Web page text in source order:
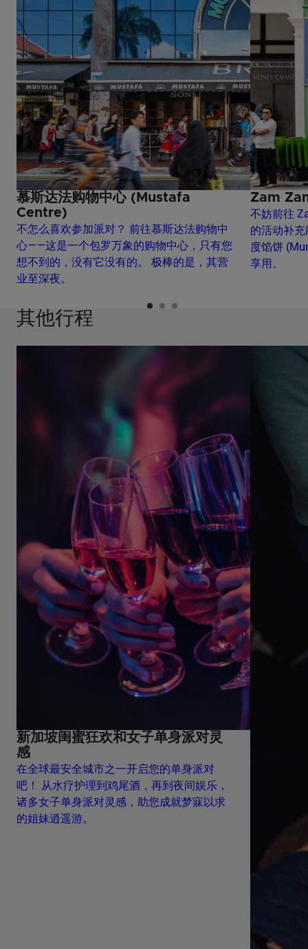
慕斯达法购物中心 (Mustafa
Centre)‭
不怎么喜欢参加派对？ 前往慕斯达法购物中
心‭——这是一个包罗万象的购物中心，只有您
想不到的，没有它没有的。 极棒的是，其营
业至深夜。
Zam
不妨前往
的活动补
度馅饼
享用。
其他行程
新加坡闺蜜狂欢和女子单身派对灵
感
在全球最安全城市之一开启您的单身派对
吧！ 从水疗护理到鸡尾酒，再到夜间娱乐，
诸多女子单身派对灵感，助您成就梦寐以求
的姐妹逍遥游。